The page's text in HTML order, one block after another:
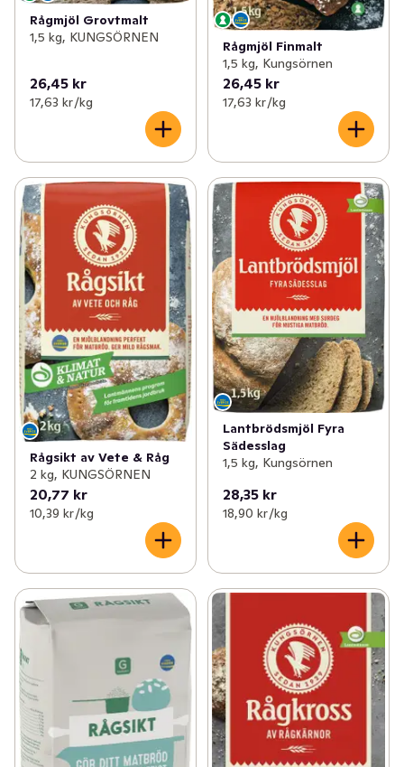
Rågmjöl Grovtmalt
1,5 kg, KUNGSÖRNEN
26,45 kr
17,63 kr /kg
Rågmjöl Finmalt
1,5 kg, Kungsörnen
26,45 kr
17,63 kr /kg
Rågsikt av Vete & Råg
2 kg, KUNGSÖRNEN
20,77 kr
10,39 kr /kg
Lantbrödsmjöl Fyra
Sädesslag
1,5 kg, Kungsörnen
28,35 kr
18,90 kr /kg